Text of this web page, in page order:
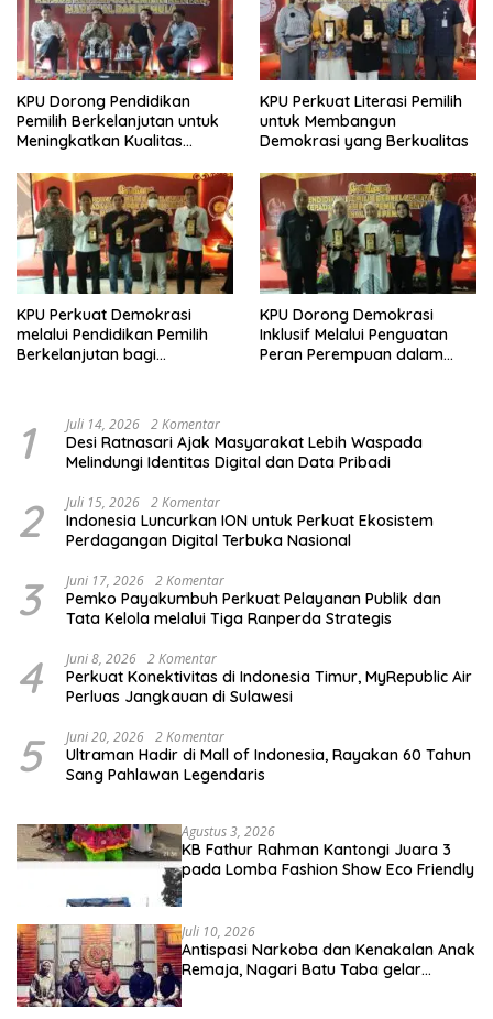
KPU Dorong Pendidikan
Pemilih Berkelanjutan untuk
Meningkatkan Kualitas
KPU Perkuat Literasi Pemilih
untuk Membangun
Demokrasi yang Berkualitas
KPU Perkuat Demokrasi
melalui Pendidikan Pemilih
Berkelanjutan bagi
KPU Dorong Demokrasi
Inklusif Melalui Penguatan
Peran Perempuan dalam
1 Juli 14, 2026 2 Komentar
Desi Ratnasari Ajak Masyarakat Lebih Waspada
Melindungi Identitas Digital dan Data Pribadi
2 Juli 15, 2026 2 Komentar
Indonesia Luncurkan ION untuk Perkuat Ekosistem
Perdagangan Digital Terbuka Nasional
3 Juni 17, 2026 2 Komentar
Pemko Payakumbuh Perkuat Pelayanan Publik dan
Tata Kelola melalui Tiga Ranperda Strategis
4 Juni 8, 2026 2 Komentar
Perkuat Konektivitas di Indonesia Timur, MyRepublic Air
Perluas Jangkauan di Sulawesi
5 Juni 20, 2026 2 Komentar
Ultraman Hadir di Mall of Indonesia, Rayakan 60 Tahun
Sang Pahlawan Legendaris
Agustus 3, 2026
KB Fathur Rahman Kantongi Juara 3
pada Lomba Fashion Show Eco Friendly
Juli 10, 2026
Antispasi Narkoba dan Kenakalan Anak
Remaja, Nagari Batu Taba gelar